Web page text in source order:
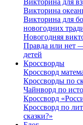
Викторина для
Викторина
Викторина для
новогодних
Новогодняя
Правда или нет
детей
Кроссворды
Кроссворд
Кроссворды по
Чайнворд по
Кроссворд
Кроссворд по
сказки?»